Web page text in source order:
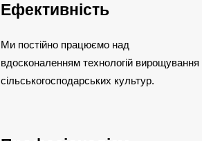
Ефективність
Ми постійно працюємо над
вдосконаленням технологій вирощування
сільськогосподарських культур.